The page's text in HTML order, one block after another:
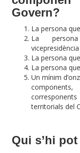
Govern?
La persona
La
vicepresidència
La persona
La persona
Un mínim
territorials del
Qui s’hi